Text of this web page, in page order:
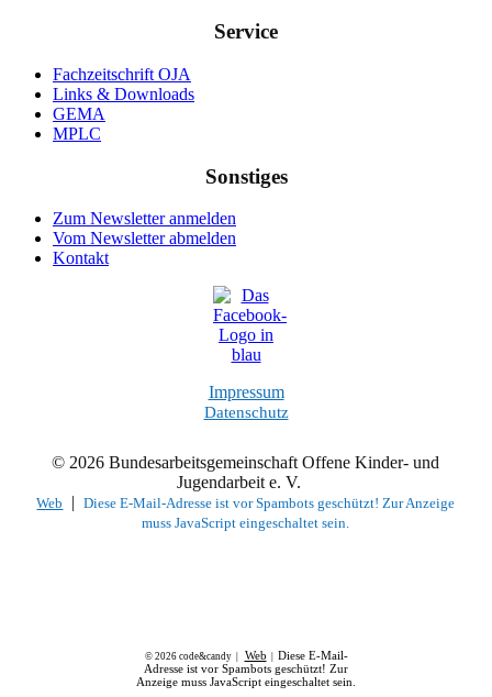
Service
Fachzeitschrift OJA
Links & Downloads
GEMA
MPLC
Sonstiges
Zum Newsletter anmelden
Vom Newsletter abmelden
Kontakt
Impressum
Datenschutz
© 2026 Bundesarbeitsgemeinschaft Offene Kinder- und
Jugendarbeit e. V.
Web |Diese E-Mail-Adresse ist vor Spambots geschützt! Zur Anzeige
muss JavaScript eingeschaltet sein.
© 2026 code&candy | Web
Diese E-Mail-
Adresse ist vor Spambots geschützt! Zur
Anzeige muss JavaScript eingeschaltet sein.